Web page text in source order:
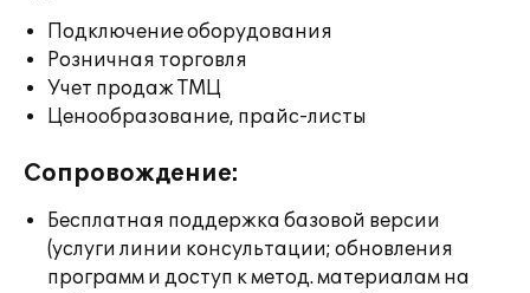
Подключение оборудования
Розничная торговля
Учет продаж ТМЦ
Ценообразование, прайс-листы
Сопровождение:
Бесплатная поддержка базовой версии
(услуги линии консультации; обновления
программ и доступ к метод. материалам на